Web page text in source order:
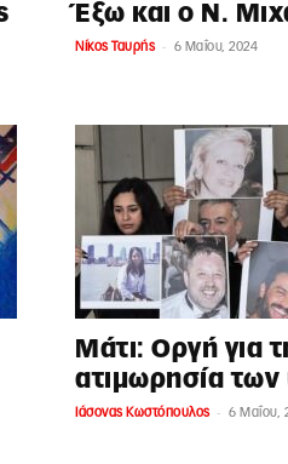
Έξω και ο Ν.
Νίκος Ταυρής - 6 Μαΐου, 2024
Μάτι: Οργή για
ατιμωρησία
Ιάσονας Κωστόπουλος - 6 Μαΐου,